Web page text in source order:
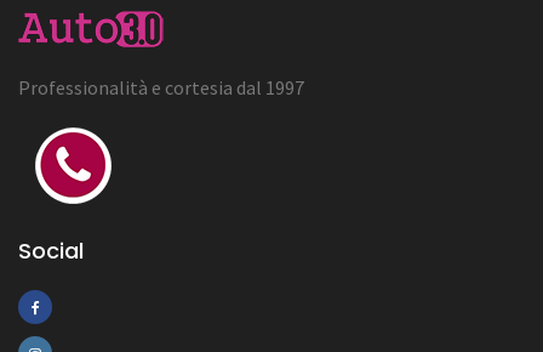
Professionalità e cortesia dal 1997
Social